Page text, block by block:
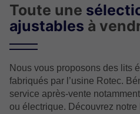
Toute une
ajustables à
Nous vous proposons des lits
fabriqués par l’usine Rotec.
service après-vente
ou électrique. Découvrez